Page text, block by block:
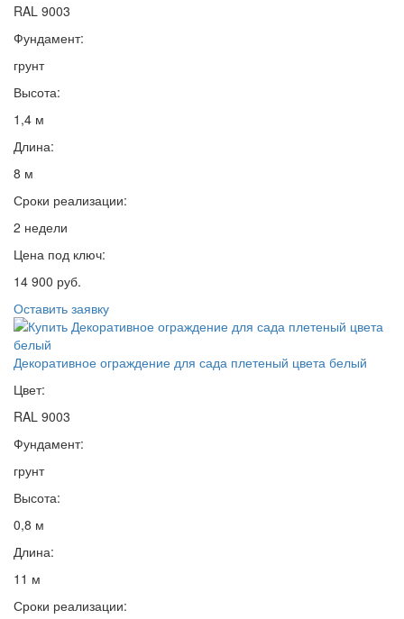
RAL 9003
Фундамент:
грунт
Высота:
1,4 м
Длина:
8 м
Сроки реализации:
2 недели
Цена под ключ:
14 900 руб.
Оставить заявку
Декоративное ограждение для сада плетеный цвета белый
Цвет:
RAL 9003
Фундамент:
грунт
Высота:
0,8 м
Длина:
11 м
Сроки реализации: